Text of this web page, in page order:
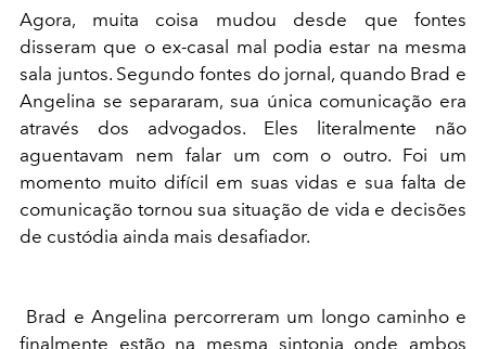
Agora, muita coisa mudou desde que fontes
disseram que o ex-casal mal podia estar na mesma
sala juntos. Segundo fontes do jornal, quando Brad e
Angelina se separaram, sua única comunicação era
através dos advogados. Eles literalmente não
aguentavam nem falar um com o outro. Foi um
momento muito difícil em suas vidas e sua falta de
comunicação tornou sua situação de vida e decisões
de custódia ainda mais desafiador.
Brad e Angelina percorreram um longo caminho e
finalmente estão na mesma sintonia onde ambos